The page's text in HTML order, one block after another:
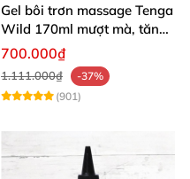
Gel bôi trơn massage Tenga
Wild 170ml mượt mà, tăng
khoái cảm
700.000₫
1.111.000₫
-37%
(901)